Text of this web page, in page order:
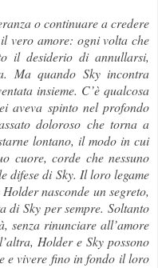
o continuare a credere
vero amore: ogni volta che
il desiderio di annullarsi,
Ma quando Sky incontra
insieme. C’è qualcosa
aveva spinto nel profondo
doloroso che torna a
lontano, il modo in cui
cuore, corde che nessuno
difese di Sky. Il loro legame
nasconde un segreto,
di Sky per sempre. Soltanto
senza rinunciare all’amore
Holder e Sky possono
e vivere fino in fondo il loro